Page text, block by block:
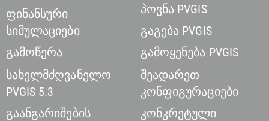
ფინანსური
სიმულაციები
გამოწერა
სახელმძღვანელო
PVGIS 5.3
გაანგარიშების
პოვნა PVGIS
გაგება PVGIS
გამოყენება PVGIS
შეადარეთ
კონფიგურაციები
კონკრეტული